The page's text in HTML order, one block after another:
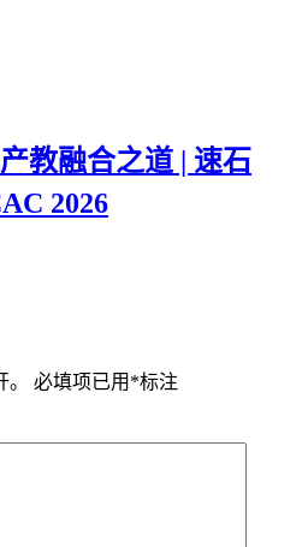
教融合之道 | 速石
2026
必填项已用 *标注